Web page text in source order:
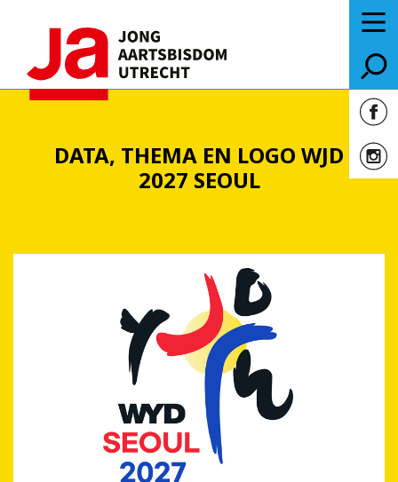
DATA, THEMA EN LOGO WJD
2027 SEOUL